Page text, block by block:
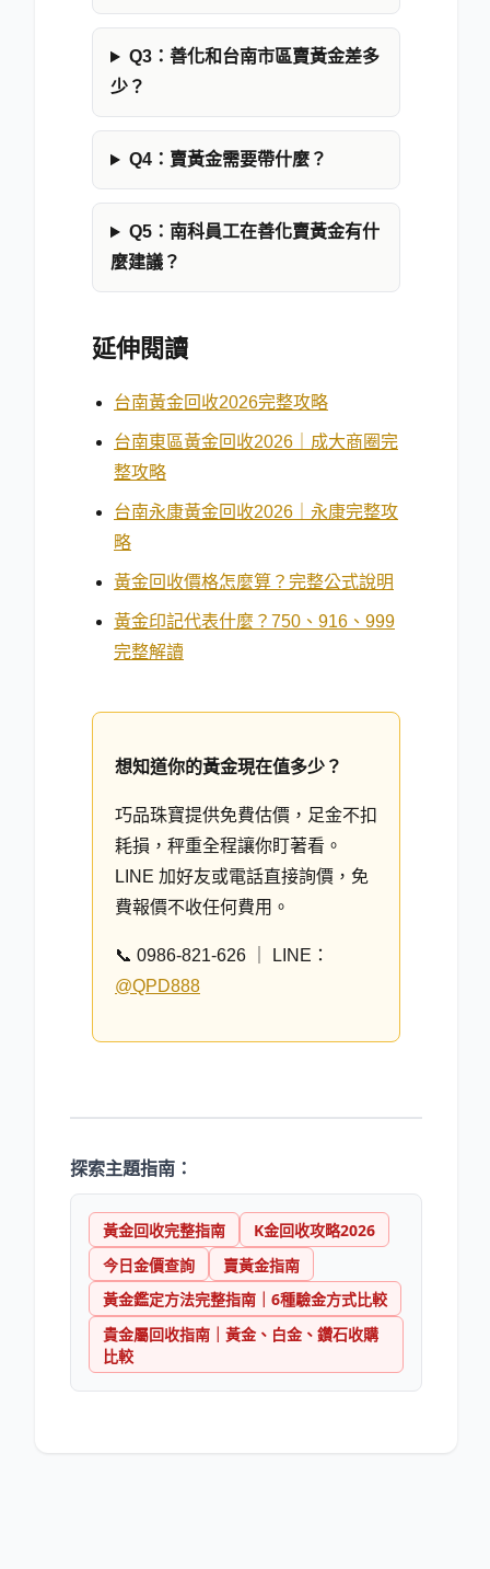
Q3：善化和台南市區賣黃金差多
少？
Q4：賣黃金需要帶什麼？
Q5：南科員工在善化賣黃金有什
麼建議？
延伸閱讀
台南黃金回收2026完整攻略
台南東區黃金回收2026｜成大商圈完
整攻略
台南永康黃金回收2026｜永康完整攻
略
黃金回收價格怎麼算？完整公式說明
黃金印記代表什麼？750、916、999
完整解讀
想知道你的黃金現在值多少？
巧品珠寶提供免費估價，足金不扣
耗損，秤重全程讓你盯著看。
LINE 加好友或電話直接詢價，免
費報價不收任何費用。
📞 0986-821-626 ｜ LINE：
@QPD888
探索主題指南：
黃金回收完整指南
K金回收攻略2026
今日金價查詢
賣黃金指南
黃金鑑定方法完整指南｜6種驗金方式比較
貴金屬回收指南｜黃金、白金、鑽石收購
比較